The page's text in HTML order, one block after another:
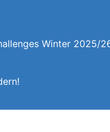
Winter 2025/